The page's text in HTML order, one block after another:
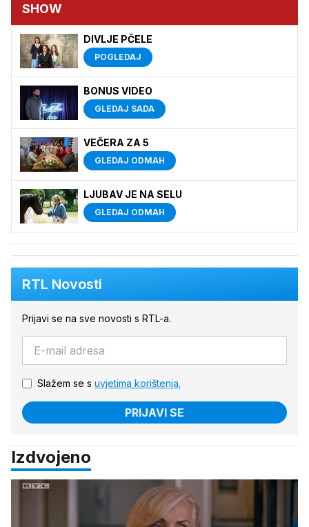
SHOW
DIVLJE PČELE
POGLEDAJ
BONUS VIDEO
GLEDAJ SADA
VEČERA ZA 5
GLEDAJ ODMAH
LJUBAV JE NA SELU
GLEDAJ ODMAH
RTL Novosti
Prijavi se na sve novosti s RTL-a.
Slažem se s uvjetima korištenja.
PRIJAVI SE
Izdvojeno